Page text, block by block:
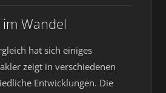
Wandel
hat sich einiges
zeigt in verschiedenen
Entwicklungen. Die